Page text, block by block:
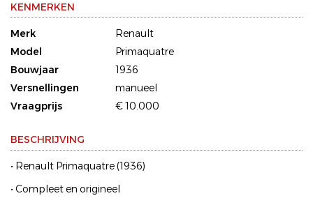
KENMERKEN
Merk
Renault
Model
Primaquatre
Bouwjaar
1936
Versnellingen
manueel
Vraagprijs
€ 10.000
BESCHRIJVING
• Renault Primaquatre (1936)
• Compleet en origineel